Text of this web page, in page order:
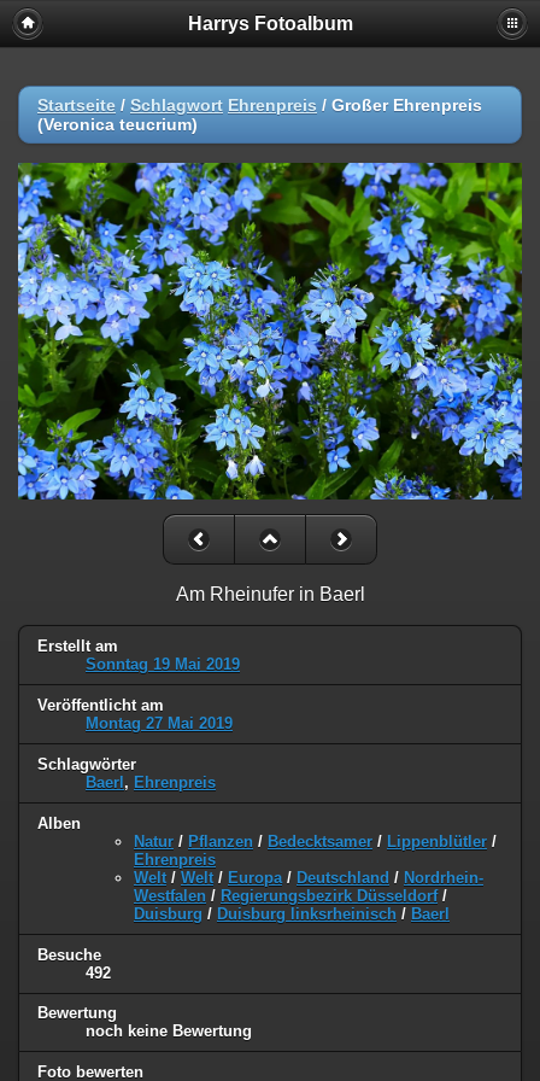
Harrys Fotoalbum
Startseite / Schlagwort Ehrenpreis / Großer Ehrenpreis
(Veronica teucrium)
Am Rheinufer in Baerl
Erstellt am
Sonntag 19 Mai 2019
Veröffentlicht am
Montag 27 Mai 2019
Schlagwörter
Baerl , Ehrenpreis
Alben
Natur / Pflanzen / Bedecktsamer / Lippenblütler /
Ehrenpreis
Welt / Welt / Europa / Deutschland / Nordrhein-
Westfalen / Regierungsbezirk Düsseldorf/
Duisburg / Duisburg linksrheinisch / Baerl
Besuche
492
Bewertung
noch keine Bewertung
Foto bewerten